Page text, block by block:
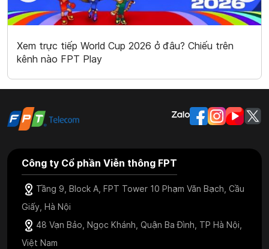
Xem trực tiếp World Cup 2026 ở đâu? Chiếu trên
kênh nào FPT Play
Công ty Cổ phần Viễn thông FPT
Tầng 9, Block A, FPT Tower 10 Phạm Văn Bạch, Cầu
Giấy, Hà Nội
48 Vạn Bảo, Ngọc Khánh, Quận Ba Đình, TP Hà Nội,
Việt Nam